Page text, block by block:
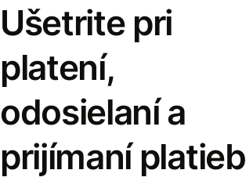
Ušetrite pri
platení,
odosielaní a
prijímaní platieb